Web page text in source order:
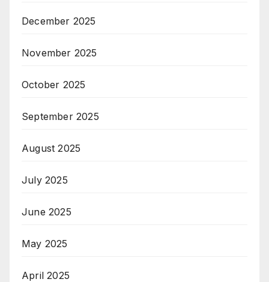
December 2025
November 2025
October 2025
September 2025
August 2025
July 2025
June 2025
May 2025
April 2025